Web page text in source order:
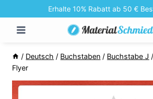
Inhalt
springen
Erhalte 10% Rabatt ab 50 €
/ Deutsch / Buchstaben / Buchstabe J /
Flyer